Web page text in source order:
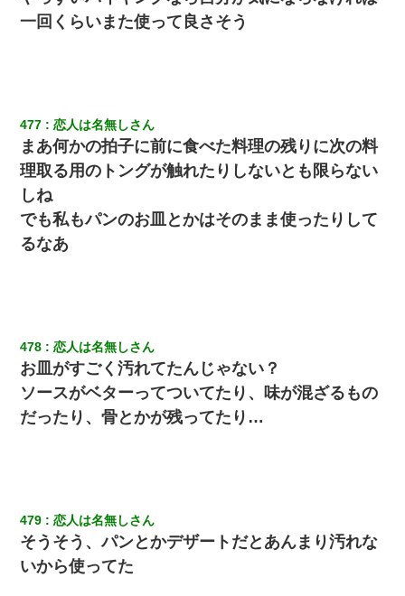
一回くらいまた使って良さそう
477 恋人は名無しさん
まあ何かの拍子に前に食べた料理の残りに次の料
理取る用のトングが触れたりしないとも限らない
しね
でも私もパンのお皿とかはそのまま使ったりして
るなあ
478 恋人は名無しさん
お皿がすごく汚れてたんじゃない？
ソースがベターってついてたり、味が混ざるもの
だったり、骨とかが残ってたり…
479 恋人は名無しさん
そうそう、パンとかデザートだとあんまり汚れな
いから使ってた